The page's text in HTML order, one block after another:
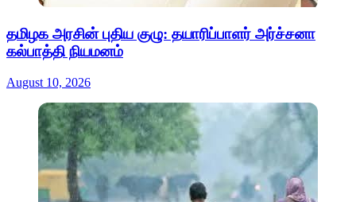
தமிழக அரசின் புதிய குழு: தயாரிப்பாளர் அர்ச்சனா
கல்பாத்தி நியமனம்
August 10, 2026